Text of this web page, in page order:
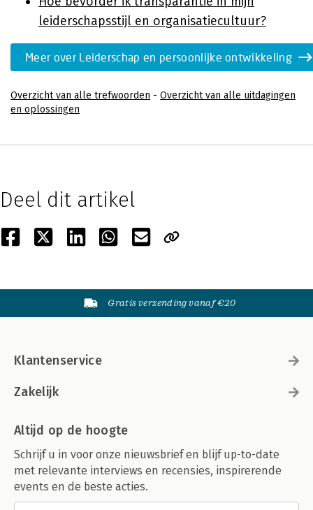
leiderschapsstijl en organisatiecultuur?
Meer over Leiderschap en persoonlijke ontwikkeling
Overzicht van alle trefwoorden - Overzicht van alle uitdagingen
en oplossingen
Deel dit artikel
Gratis verzending vanaf €20
Klantenservice
Zakelijk
Altijd op de hoogte
Schrijf u in voor onze nieuwsbrief en blijf up-to-date
met relevante interviews en recensies, inspirerende
events en de beste acties.